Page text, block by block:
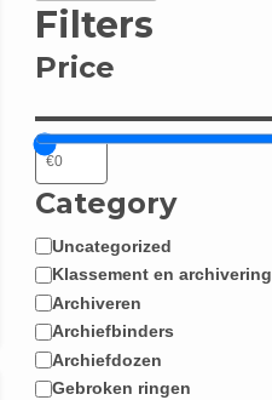
Filters
Price
Category
Categorie
Uncategorized
Klassement en archivering
Archiveren
Archiefbinders
Archiefdozen
Gebroken ringen